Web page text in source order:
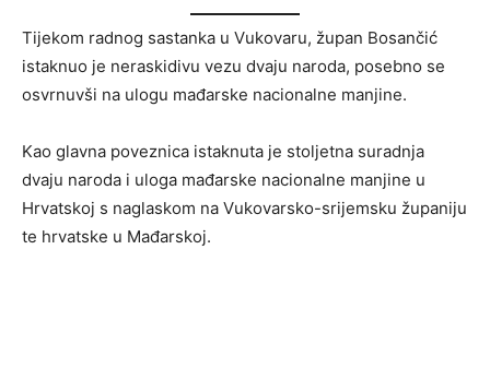
Tijekom radnog sastanka u Vukovaru, župan Bosančić
istaknuo je neraskidivu vezu dvaju naroda, posebno se
osvrnuvši na ulogu mađarske nacionalne manjine.
Kao glavna poveznica istaknuta je stoljetna suradnja
dvaju naroda i uloga mađarske nacionalne manjine u
Hrvatskoj s naglaskom na Vukovarsko-srijemsku županiju
te hrvatske u Mađarskoj.